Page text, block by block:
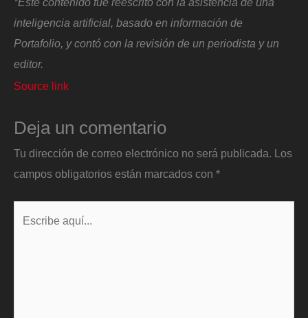
inteligencia artificial, basado en información de
Portafolio, y contó con la revisión de un periodista y un
editor.
Source link
Deja un comentario
Tu dirección de correo electrónico no será publicada.
Los
campos obligatorios están marcados con *